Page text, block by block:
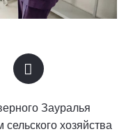
Зауралья
хозяйства